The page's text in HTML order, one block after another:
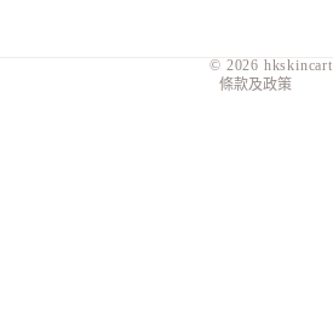
© 2026 hkskincart
條款及政策